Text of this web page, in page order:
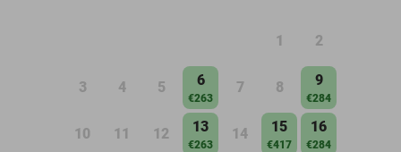
1 2
3 4 5 6
€263
7 8 9
€284
10 11 12 13
€263
14 15
€417
16
€284